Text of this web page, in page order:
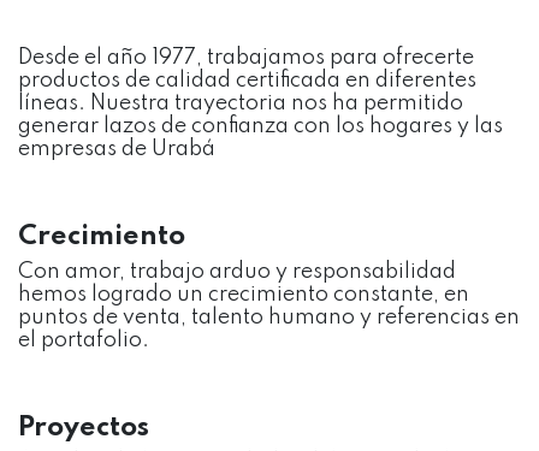
Desde el año 1977, trabajamos para ofrecerte
productos de calidad certificada en diferentes
líneas. Nuestra trayectoria nos ha permitido
generar lazos de confianza con los hogares y las
empresas de Urabá
Crecimiento
Con amor, trabajo arduo y responsabilidad
hemos logrado un crecimiento constante, en
puntos de venta, talento humano y referencias en
el portafolio.
Proyectos